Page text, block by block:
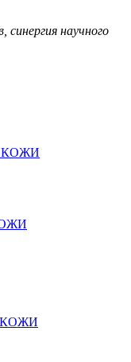
синергия научного